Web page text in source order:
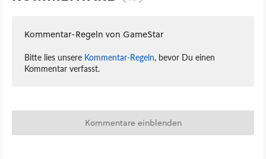
Kommentar-Regeln von GameStar
Bitte lies unsere Kommentar-Regeln, bevor Du einen
Kommentar verfasst.
Kommentare einblenden